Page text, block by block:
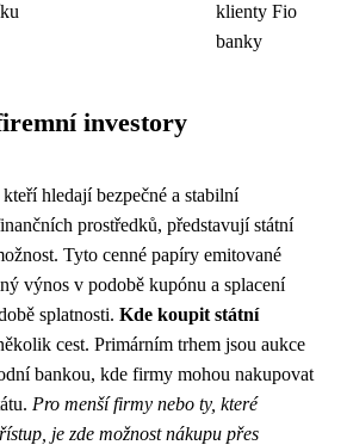
klienty Fio
banky
investory
hledají bezpečné a stabilní
prostředků, představují státní
Tyto cenné papíry emitované
výnos v podobě kupónu a splacení
splatnosti. Kde koupit státní
cest. Primárním trhem jsou aukce
bankou, kde firmy mohou nakupovat
Pro menší firmy nebo ty, které
je zde možnost nákupu přes